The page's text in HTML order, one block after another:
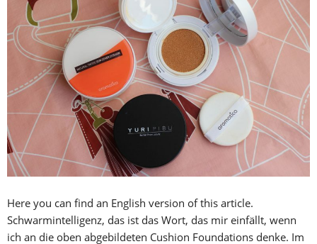
Here you can find an English version of this article.
Schwarmintelligenz, das ist das Wort, das mir einfällt, wenn
ich an die oben abgebildeten Cushion Foundations denke. Im